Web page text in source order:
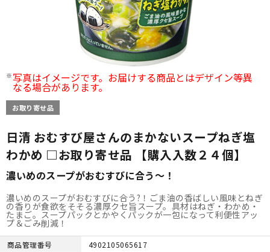
写真はイメージです。お届けする商品とはデザイン等異
なる場合があります。
お取り寄せ品
日清 おむすび屋さんのまかないスープねぎ塩
わかめ □お取り寄せ品 【購入入数２４個】
濃いめのスープがおむすびに合う～！
濃いめのスープがおむすびに合う?！ごま油の香ばしい風味とねぎ
の香りが食欲をそそる濃厚クセ旨スープ。具材はねぎ・わかめ・
たまご。スープパックとかやくパックが一包になって利便性アッ
プ＆ごみ削減！
商品管理番号
4902105065617